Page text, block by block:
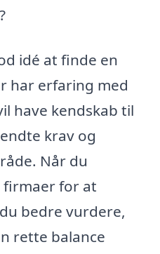
idé at finde en
har erfaring med
have kendskab til
krav og
Når du
for at
bedre vurdere,
rette balance